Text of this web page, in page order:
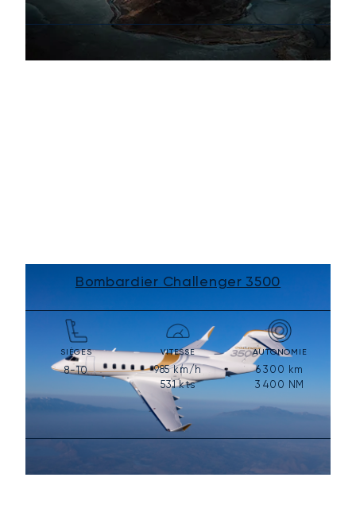
Bombardier Challenger 3500
SIÈGES
8-10
VITESSE
985km/h
531kts
AUTONOMIE
6 300 km
3 400 NM